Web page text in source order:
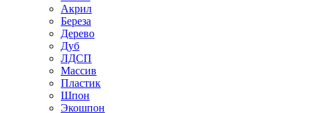
Акрил
Береза
Дерево
Дуб
ЛДСП
Массив
Пластик
Шпон
Экошпон